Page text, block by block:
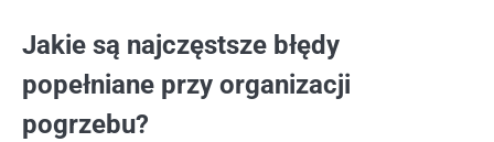
Jakie są najczęstsze błędy
popełniane przy organizacji
pogrzebu?